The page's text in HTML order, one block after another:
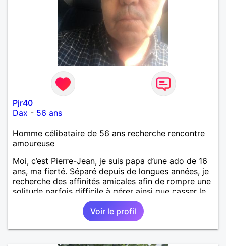
Pjr40
Dax - 56 ans
Homme célibataire de 56 ans recherche rencontre
amoureuse
Moi, c’est Pierre-Jean, je suis papa d’une ado de 16
ans, ma fierté. Séparé depuis de longues années, je
recherche des affinités amicales afin de rompre une
solitude parfois difficile à gérer ainsi que casser le
vague à l’âme. L’amitié reste extrêmement
importante à mes yeux mais peut se décliner en des
sentiments plus puissants. « Le temps fera son
œuvre » disait Arthur Schopenhauer, philosophe
Voir le profil